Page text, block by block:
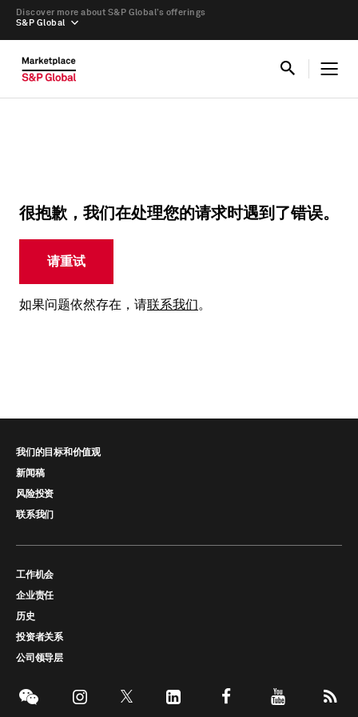
S&P Global
Discover more about S&P Global’s offerings
很抱歉，我们在处理您的请求时遇到了错误。
请重试
如果问题依然存在，请联系我们。
我们的目标和价值观
新闻稿
风险投资
联系我们
工作机会
企业责任
历史
投资者关系
公司领导层